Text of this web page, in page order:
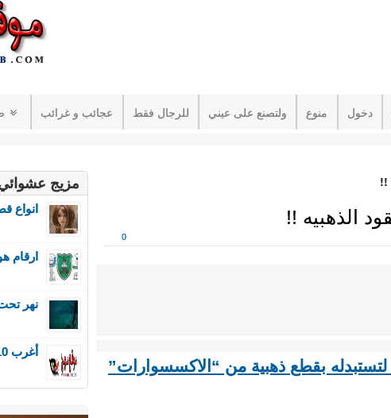
عجائب و غرائب للرجال فقط ولتصنع على عيني منوع دخول
!!
الذهبيه !!
0
بقطع ذهبية من “الاكسسوارات”
مزيج
انواع
ارقام
نهر
أغرب 10 اماكن على وجه الارض